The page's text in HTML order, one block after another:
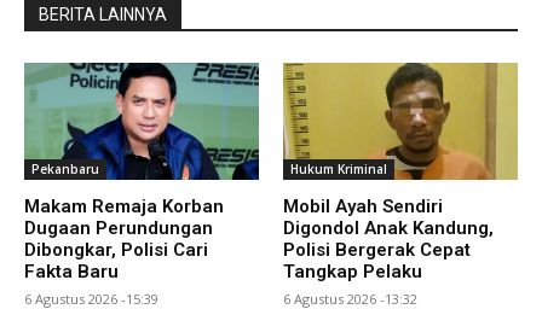
BERITA LAINNYA
Pekanbaru
Makam Remaja Korban
Dugaan Perundungan
Dibongkar, Polisi Cari
Fakta Baru
6 Agustus 2026 -15:39
Hukum Kriminal
Mobil Ayah Sendiri
Digondol Anak Kandung,
Polisi Bergerak Cepat
Tangkap Pelaku
6 Agustus 2026 -13:32